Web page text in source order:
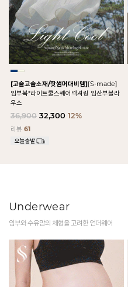
[고슬고슬소재/핫썸머대비템][S-made]
임부복*라이트쿨스퀘어넥셔링 임산부블라
우스
36,900 32,300 12%
리뷰 61
Underwear
임부와 수유맘의 체형을 고려한 언더웨어